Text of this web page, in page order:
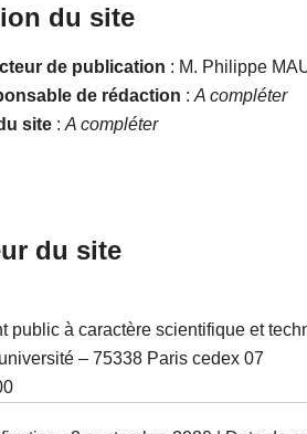
du site
de publication : M. Philippe
de rédaction :A compléter
site : A compléter
du site
public à caractère scientifique et
– 75338 Paris cedex 07